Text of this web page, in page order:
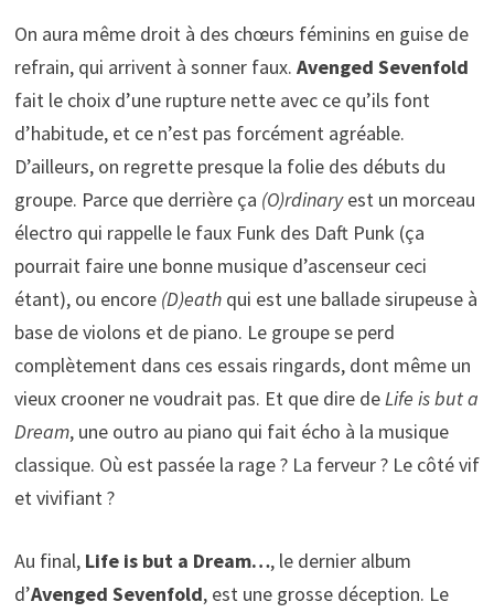
On aura même droit à des chœurs féminins en guise de
refrain, qui arrivent à sonner faux. Avenged Sevenfold
fait le choix d’une rupture nette avec ce qu’ils font
d’habitude, et ce n’est pas forcément agréable.
D’ailleurs, on regrette presque la folie des débuts du
groupe. Parce que derrière ça (O)rdinaryest un morceau
électro qui rappelle le faux Funk des Daft Punk (ça
pourrait faire une bonne musique d’ascenseur ceci
étant), ou encore (D)eathqui est une ballade sirupeuse à
base de violons et de piano. Le groupe se perd
complètement dans ces essais ringards, dont même un
vieux crooner ne voudrait pas. Et que dire deLife is but a
Dream, une outro au piano qui fait écho à la musique
classique. Où est passée la rage ? La ferveur ? Le côté vif
et vivifiant ?
Au final, Life is but a Dream…, le dernier album
d’Avenged Sevenfold, est une grosse déception. Le